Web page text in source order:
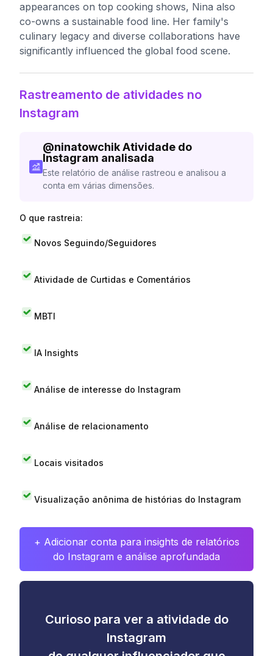
appearances on top cooking shows, Nina also
co-owns a sustainable food line. Her family's
culinary legacy and diverse collaborations have
significantly influenced the global food scene.
Rastreamento de atividades no
Instagram
@ninatowchik Atividade do
Instagram analisada
Este relatório de análise rastreou e analisou a
conta em várias dimensões.
O que rastreia:
Novos Seguindo/Seguidores
Atividade de Curtidas e Comentários
MBTI
IA Insights
Análise de interesse do Instagram
Análise de relacionamento
Locais visitados
Visualização anônima de histórias do Instagram
+ Adicionar conta para insights de relatórios
do Instagram e análise aprofundada
Curioso para ver a atividade do
Instagram